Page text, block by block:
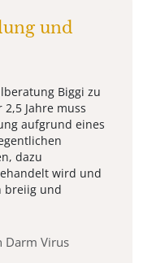
und
Biggi zu
Jahre muss
aufgrund eines
dazu
wird und
breiig und
Darm Virus